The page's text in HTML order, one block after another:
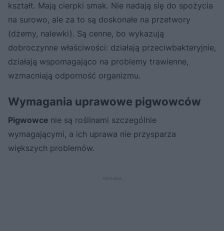
kształt. Mają cierpki smak. Nie nadają się do spożycia
na surowo, ale za to są doskonałe na przetwory
(dżemy, nalewki). Są cenne, bo wykazują
dobroczynne właściwości: działają przeciwbakteryjnie,
działają wspomagająco na problemy trawienne,
wzmacniają odporność organizmu.
Wymagania uprawowe pigwowców
Pigwowce nie są roślinami szczególnie
wymagającymi, a ich uprawa nie przysparza
większych problemów.